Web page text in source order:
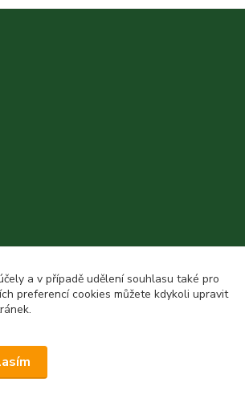
a v případě udělení souhlasu také pro
preferencí cookies můžete kdykoli upravit